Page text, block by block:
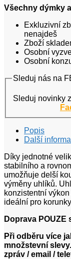
Všechny dýmky
Exkluzivní
nenajdeš
Zboží
Osobní
Osobní
Sleduj nás na
Sleduj novinky
Popis
Další
Díky jednotné
stabilního a
umožňuje delší
výměny uhlíků.
konzistentní
ideální pro
Doprava POUZE
Při odběru více
množstevní
zpráv / email /